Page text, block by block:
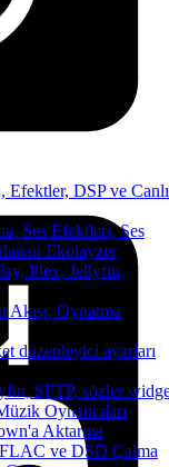
DSP ve Canlı
Ses Efektleri, Ses
Ekolayzer
Plex, Jellyfin,
Oynatma
düzenleyici ayarları
SFTP, sözler
Oynatıcıları
Aktarma
ve DSD Çalma